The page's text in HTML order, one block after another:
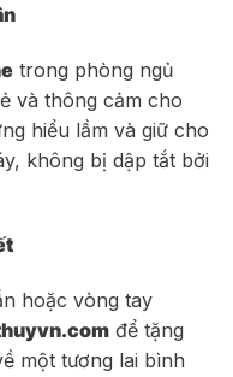
trong phòng ngủ
và thông cảm cho
hiểu lầm và giữ cho
không bị dập tắt bởi
hoặc vòng tay
để tặng
một tương lai bình